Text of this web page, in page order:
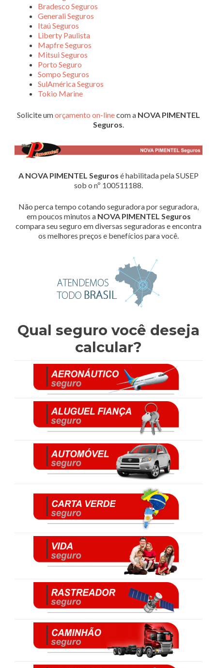
Bradesco Seguros
Generali Seguros
Itaú Seguros
Liberty Paulista
Mapfre Seguros
Mitsui Seguros
Porto Seguro
Sompo Seguros
SulAmérica Seguros
Tokio Marine
Solicite umorçamento on-linecom a NOVA PIMENTEL
Seguros.
A NOVA PIMENTEL Seguros é habilitada pela SUSEP
sob o nº 100511188.
Não perca tempo cotando seguradora por seguradora,
em poucos minutos a NOVA PIMENTEL Seguros
compara seu seguro em diversas seguradoras e encontra
os melhores preços e benefícios para você.
Qual seguro você deseja
calcular?